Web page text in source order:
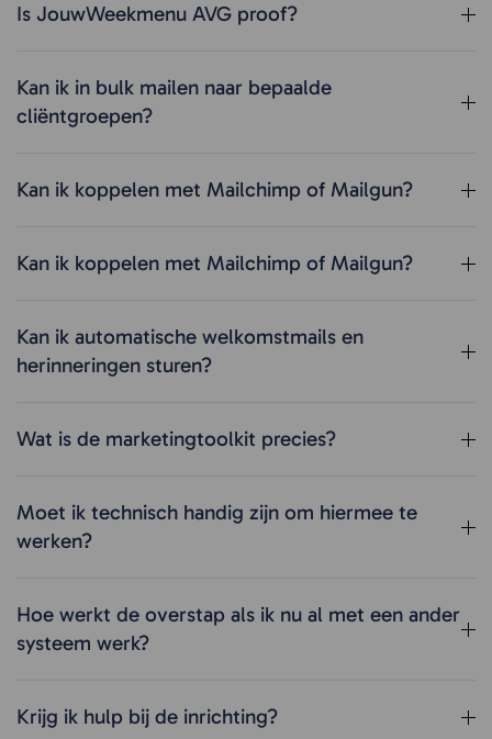
Is JouwWeekmenu AVG proof?
Kan ik in bulk mailen naar bepaalde
cliëntgroepen?
Kan ik koppelen met Mailchimp of Mailgun?
Kan ik koppelen met Mailchimp of Mailgun?
Kan ik automatische welkomstmails en
herinneringen sturen?
Wat is de marketingtoolkit precies?
Moet ik technisch handig zijn om hiermee te
werken?
Hoe werkt de overstap als ik nu al met een ander
systeem werk?
Krijg ik hulp bij de inrichting?